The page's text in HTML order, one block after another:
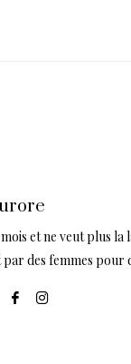
et ne veut plus
des femmes pour